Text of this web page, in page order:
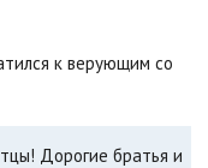
к верующим со
Дорогие братья и